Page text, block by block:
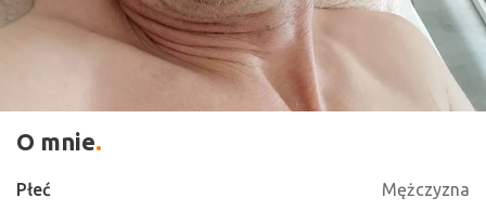
O mnie
Płeć
Mężczyzna